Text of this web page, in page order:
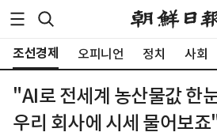
조선경제 오피니언 정치 사회
"AI로 전세계 농산물값 한
우리 회사에 시세 물어보죠